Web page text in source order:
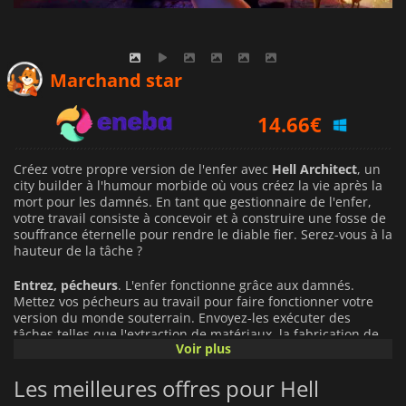
Marchand star
14.66€
14.99€
Créez votre propre version de l'enfer avec Hell Architect, un
city builder à l'humour morbide où vous créez la vie après la
mort pour les damnés. En tant que gestionnaire de l'enfer,
votre travail consiste à concevoir et à construire une fosse de
souffrance éternelle pour rendre le diable fier. Serez-vous à la
hauteur de la tâche ?
Entrez, pécheurs. L'enfer fonctionne grâce aux damnés.
Mettez vos pécheurs au travail pour faire fonctionner votre
version du monde souterrain. Envoyez-les exécuter des
tâches telles que l'extraction de matériaux, la fabrication de
nourriture et d'eau, la construction de nouveaux bâtiments,
nouveaux matériaux à utiliser. Vous recevez périodiquement
de nouveaux pécheurs, et c'est à vous de les faire travailler
Voir plus
Les meilleures offres pour Hell